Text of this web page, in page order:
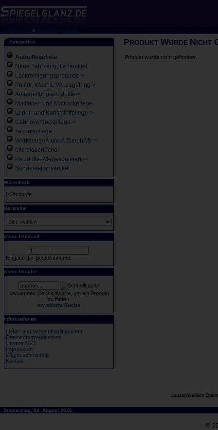
»
Kategorien
Autopflegesets
Neue Fahrzeugpflegemittel
Lackreinigungsprodukte->
Politur, Wachs, Versiegelung->
Aufbereitungsprodukte->
Mattfolien und Mattlackpflege
Leder- und Kunststoffpflege->
Cabrioverdeckpflege->
Technikpflege
WerkzeugeÂ undÂ ZubehÃ¶r->
Microfasertücher
Petzoldts-Pflegesortiment->
Sonderaktionsartikel
Warenkorb
0 Produkte
Hersteller
Schnelleinkauf
Eingabe der Bestellnummer.
Schnellsuche
Verwenden Sie Stichworte, um ein Produkt
zu finden.
erweiterte Suche
Informationen
Liefer- und Versandbedingungen
Datenschutzerklaerung
Unsere AGB
Impressum
Wegbeschreibung
Kontakt
PRODUKT WURDE NICHT
Produkt wurde nicht gefunden!
...ausschließlich
Donnerstag, 06. August 2026
©